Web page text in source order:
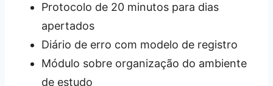
Protocolo de 20 minutos para dias
apertados
Diário de erro com modelo de registro
Módulo sobre organização do ambiente
de estudo